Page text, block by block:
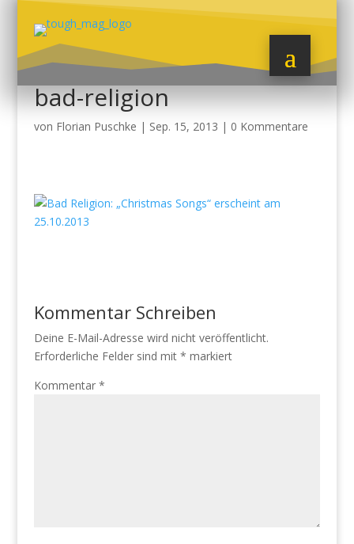
bad-religion
von Florian Puschke | Sep. 15, 2013 | 0 Kommentare
Kommentar Schreiben
Deine E-Mail-Adresse wird nicht veröffentlicht.
Erforderliche Felder sind mit * markiert
Kommentar *